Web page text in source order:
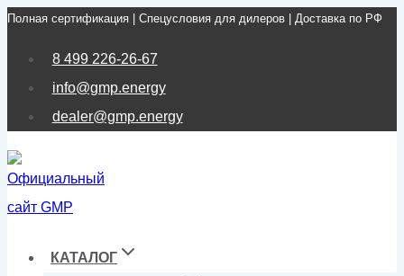
Перейти
Полная сертификация | Спецусловия для дилеров | Доставка по РФ
8 499 226-26-67
info@gmp.energy
dealer@gmp.energy
КАТАЛОГ